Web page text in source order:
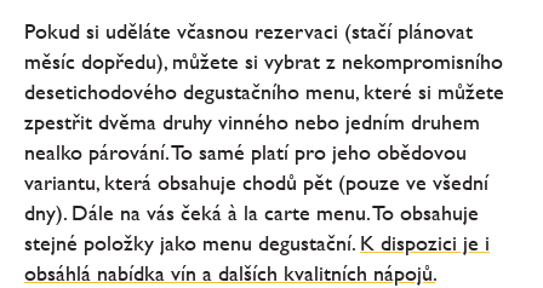
Pokud si uděláte včasnou rezervaci (stačí plánovat
měsíc dopředu), můžete si vybrat z nekompromisního
desetichodového degustačního menu, které si můžete
zpestřit dvěma druhy vinného nebo jedním druhem
nealko párování. To samé platí pro jeho obědovou
variantu, která obsahuje chodů pět (pouze ve všední
dny). Dále na vás čeká à la carte menu. To obsahuje
stejné položky jako menu degustační. K dispozici je i
obsáhlá nabídka vín a dalších kvalitních nápojů.